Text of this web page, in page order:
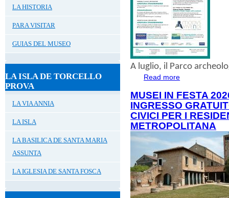
LA HISTORIA
PARA VISITAR
GUIAS DEL MUSEO
LA ISLA DE TORCELLO
PROVA
LA VIA ANNIA
LA ISLA
LA BASILICA DE SANTA MARIA
ASSUNTA
LA IGLESIA DE SANTA FOSCA
A luglio, il Parco
Read more
MUSEI IN FESTA
INGRESSO
CIVICI PER I
METROPOLITANA